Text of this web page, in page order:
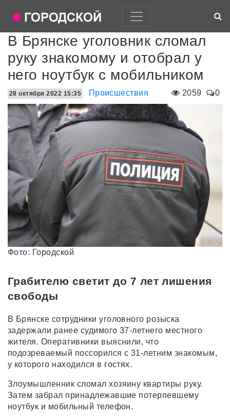
В Брянске уголовник сломал
руку знакомому и отобрал у
него ноутбук с мобильником
2059 0
28 октября 2022 15:35 Происшествия
Фото: Городской
Грабителю светит до 7 лет лишения
свободы
В Брянске сотрудники уголовного розыска
задержали ранее судимого 37-летнего местного
жителя. Оперативники выяснили, что
подозреваемый поссорился с 31-летним знакомым,
у которого находился в гостях.
Злоумышленник сломал хозяину квартиры руку.
Затем забрал принадлежавшие потерпевшему
ноутбук и мобильный телефон.